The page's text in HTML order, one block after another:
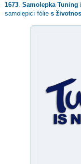
1673 Samolepka
samolepicí fólie s